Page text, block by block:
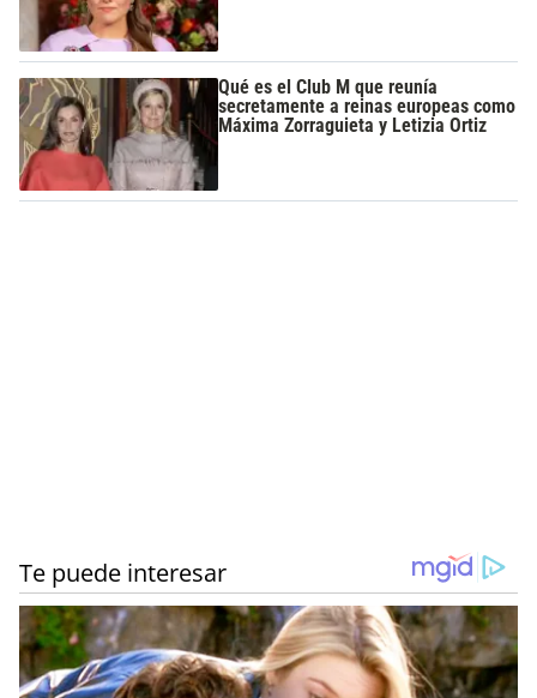
Qué es el Club M que reunía
secretamente a reinas europeas como
Máxima Zorraguieta y Letizia Ortiz